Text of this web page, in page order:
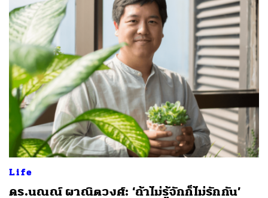
Life
ดร.นณณ์ ผาณิตวงศ์: ‘ถ้าไม่รู้จักก็ไม่รักกัน’
ค้นหา
SHARE TWEET LINE EMAIL